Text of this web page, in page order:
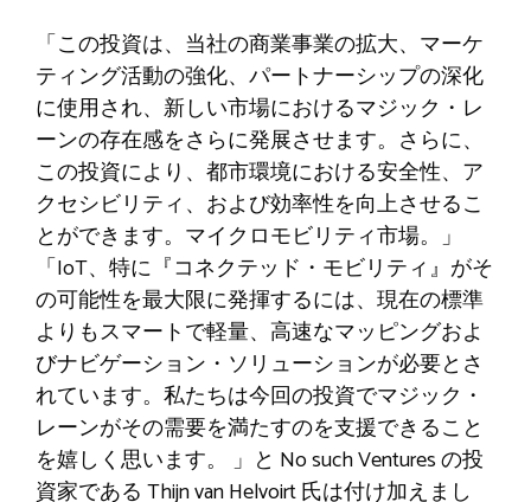
「この投資は、当社の商業事業の拡大、マーケ
ティング活動の強化、パートナーシップの深化
に使用され、新しい市場におけるマジック・レ
ーンの存在感をさらに発展させます。さらに、
この投資により、都市環境における安全性、ア
クセシビリティ、および効率性を向上させるこ
とができます。マイクロモビリティ市場。」
「IoT、特に『コネクテッド・モビリティ』がそ
の可能性を最大限に発揮するには、現在の標準
よりもスマートで軽量、高速なマッピングおよ
びナビゲーション・ソリューションが必要とさ
れています。私たちは今回の投資でマジック・
レーンがその需要を満たすのを支援できること
を嬉しく思います。 」と No such Ventures の投
資家である Thijn van Helvoirt 氏は付け加えまし